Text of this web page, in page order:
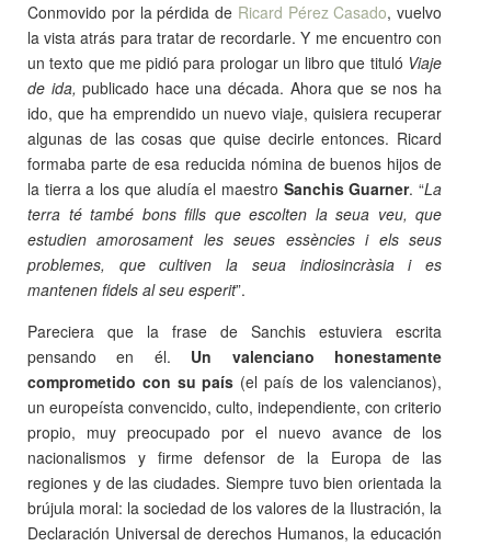
Conmovido por la pérdida de Ricard Pérez Casado, vuelvo
la vista atrás para tratar de recordarle. Y me encuentro con
un texto que me pidió para prologar un libro que tituló Viaje
de ida,publicado hace una década. Ahora que se nos ha
ido, que ha emprendido un nuevo viaje, quisiera recuperar
algunas de las cosas que quise decirle entonces. Ricard
formaba parte de esa reducida nómina de buenos hijos de
la tierra a los que aludía el maestro Sanchis Guarner. “La
terra té també bons fills que escolten la seua veu, que
estudien amorosament les seues essències i els seus
problemes, que cultiven la seua indiosincràsia i es
mantenen fidels al seu esperit”.
Pareciera que la frase de Sanchis estuviera escrita
pensando en él. Un valenciano honestamente
comprometido con su país (el país de los valencianos),
un europeísta convencido, culto, independiente, con criterio
propio, muy preocupado por el nuevo avance de los
nacionalismos y firme defensor de la Europa de las
regiones y de las ciudades. Siempre tuvo bien orientada la
brújula moral: la sociedad de los valores de la Ilustración, la
Declaración Universal de derechos Humanos, la educación